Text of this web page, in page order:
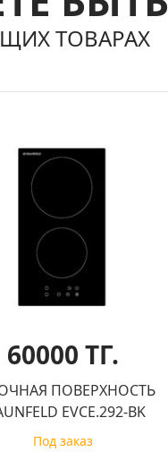
ТОВАРАХ
60000 ТГ.
ПОВЕРХНОСТЬ
EVCE.292-BK
Под заказ